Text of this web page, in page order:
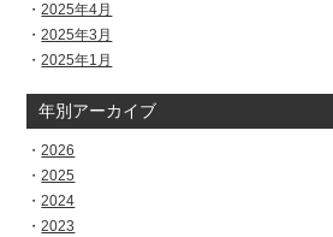
2025年4月
2025年3月
2025年1月
年別アーカイブ
2026
2025
2024
2023